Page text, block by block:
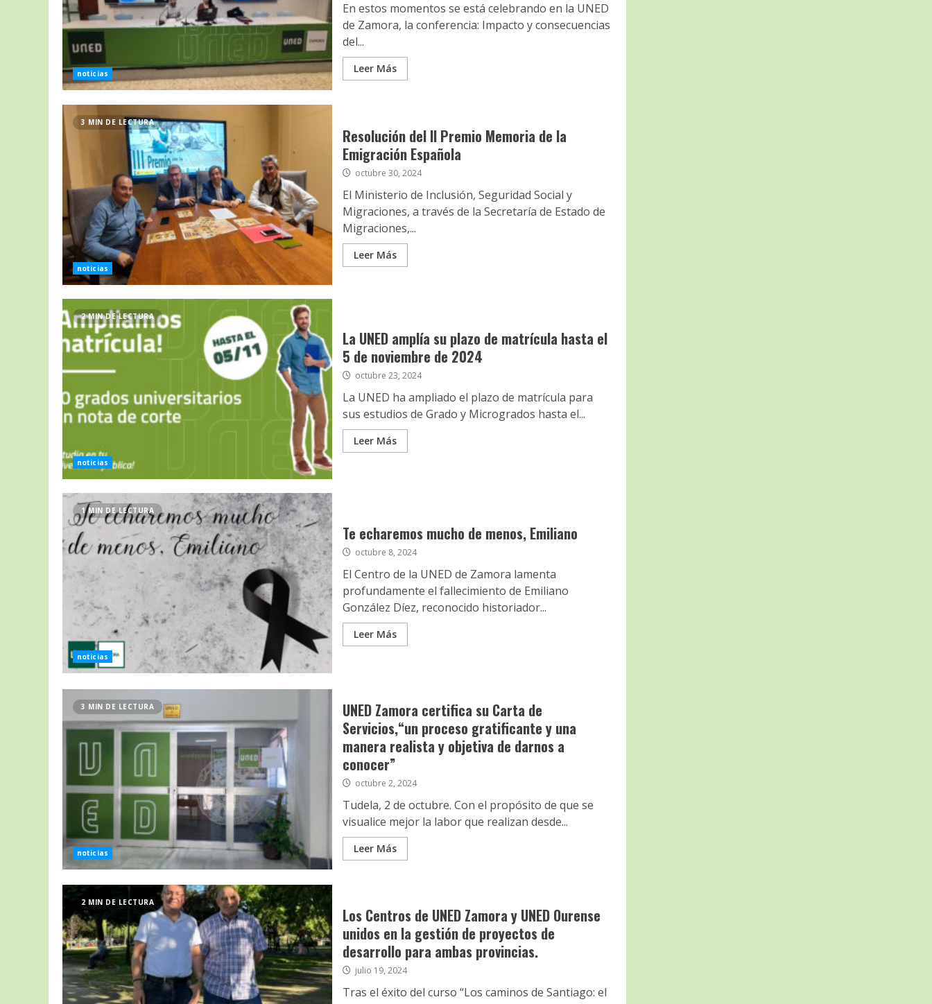
noticias
En estos momentos se está celebrando en la UNED
de Zamora, la conferencia: Impacto y consecuencias
del...
Leer Más
3 MIN DE LECTURA
noticias
Resolución del II Premio Memoria de la
Emigración Española
octubre 30, 2024
El Ministerio de Inclusión, Seguridad Social y
Migraciones, a través de la Secretaría de Estado de
Migraciones,...
Leer Más
2 MIN DE LECTURA
noticias
La UNED amplía su plazo de matrícula hasta el
5 de noviembre de 2024
octubre 23, 2024
La UNED ha ampliado el plazo de matrícula para
sus estudios de Grado y Microgrados hasta el...
Leer Más
1 MIN DE LECTURA
noticias
Te echaremos mucho de menos, Emiliano
octubre 8, 2024
El Centro de la UNED de Zamora lamenta
profundamente el fallecimiento de Emiliano
González Díez, reconocido historiador...
Leer Más
3 MIN DE LECTURA
noticias
UNED Zamora certifica su Carta de
Servicios,“un proceso gratificante y una
manera realista y objetiva de darnos a
conocer”
octubre 2, 2024
Tudela, 2 de octubre. Con el propósito de que se
visualice mejor la labor que realizan desde...
Leer Más
2 MIN DE LECTURA
Los Centros de UNED Zamora y UNED Ourense
unidos en la gestión de proyectos de
desarrollo para ambas provincias.
julio 19, 2024
Tras el éxito del curso “Los caminos de Santiago: el